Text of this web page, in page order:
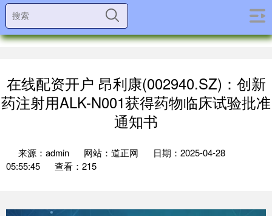
在线配资开户 昂利康(002940.SZ)：创新
药注射用ALK-N001获得药物临床试验批准
通知书
来源：admin 网站：道正网
日期：2025-04-28
05:55:45
查看：215